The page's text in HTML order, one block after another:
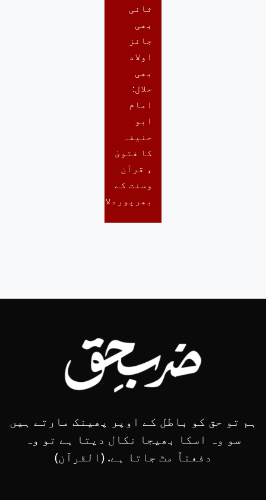
ثانی
بھی
جائز
اولاد
بھی
حلال:
امام
ابو
حنیفہ
کا فتویٰ
، قرآن
وسنت کے
بھرپوردلائل
ہم تو حق کو باطل کے اوپر پھینک مارتے ہیں
سو وہ اسکا بھیجا نکال دیتا ہے تو وہ
دفعتاً مٹ جاتا ہے. (القرآن)